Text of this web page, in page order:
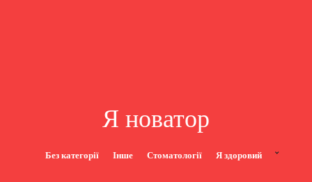
Я новатор
Без категорії Інше Стоматології Я здоровий